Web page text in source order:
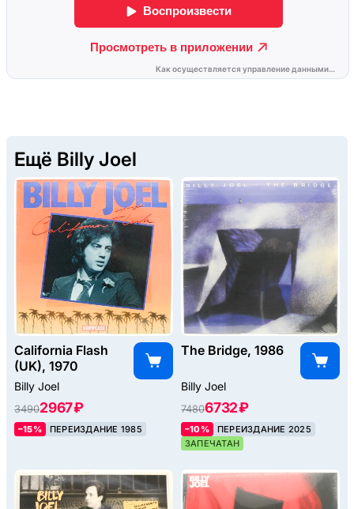
Ещё Billy Joel
California Flash
(UK), 1970
Billy Joel
34902967 ₽
–15% ПЕРЕИЗДАНИЕ 1985
The Bridge, 1986
Billy Joel
74806732 ₽
–10%
ПЕРЕИЗДАНИЕ 2025
ЗАПЕЧАТАН